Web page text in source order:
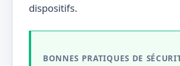
dispositifs.
BONNES PRATIQUES DE